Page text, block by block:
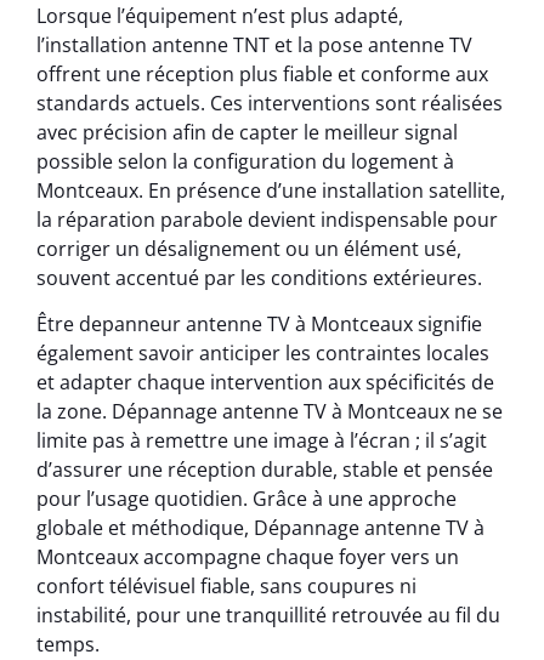
Lorsque l’équipement n’est plus adapté,
l’installation antenne TNT et la pose antenne TV
offrent une réception plus fiable et conforme aux
standards actuels. Ces interventions sont réalisées
avec précision afin de capter le meilleur signal
possible selon la configuration du logement à
Montceaux. En présence d’une installation satellite,
la réparation parabole devient indispensable pour
corriger un désalignement ou un élément usé,
souvent accentué par les conditions extérieures.
Être depanneur antenne TV à Montceaux signifie
également savoir anticiper les contraintes locales
et adapter chaque intervention aux spécificités de
la zone. Dépannage antenne TV à Montceaux ne se
limite pas à remettre une image à l’écran ; il s’agit
d’assurer une réception durable, stable et pensée
pour l’usage quotidien. Grâce à une approche
globale et méthodique, Dépannage antenne TV à
Montceaux accompagne chaque foyer vers un
confort télévisuel fiable, sans coupures ni
instabilité, pour une tranquillité retrouvée au fil du
temps.